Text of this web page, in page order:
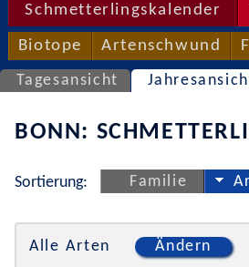
Schmetterlingskalender
Biotope Artenschwund
Tagesansicht
BONN:
Sortierung: Familie
Alle Arten Ändern